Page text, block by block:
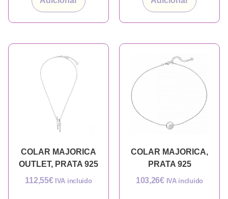
COLAR MAJORICA
OUTLET, PRATA 925
112,55€ IVA incluido
COLAR MAJORICA,
PRATA 925
103,26€ IVA incluido